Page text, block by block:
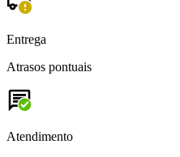
Entrega
Atrasos pontuais
Atendimento